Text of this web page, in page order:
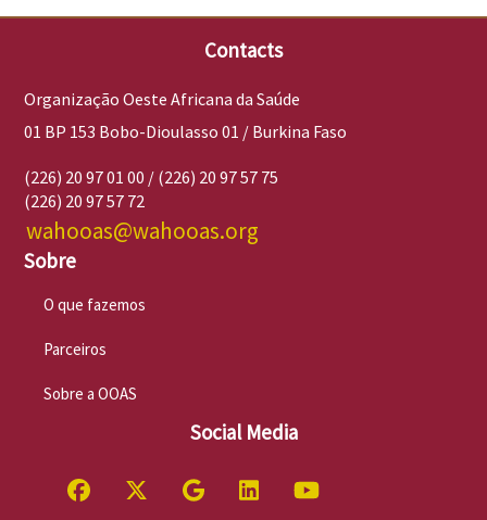
Contacts
Organização Oeste Africana da Saúde
01 BP 153 Bobo-Dioulasso 01 / Burkina Faso
(226) 20 97 01 00 / (226) 20 97 57 75
(226) 20 97 57 72
wahooas@wahooas.org
Sobre
O que fazemos
Parceiros
Sobre a OOAS
Social Media